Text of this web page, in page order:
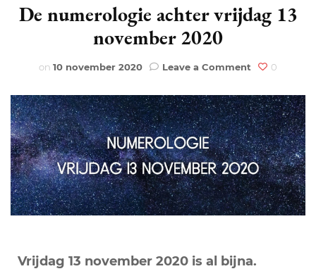
De numerologie achter vrijdag 13
november 2020
on 10 november 2020 Leave a Comment on
numerologie
achter
vrijdag
13
november
2020
0
Vrijdag 13 november 2020 is al bijna.